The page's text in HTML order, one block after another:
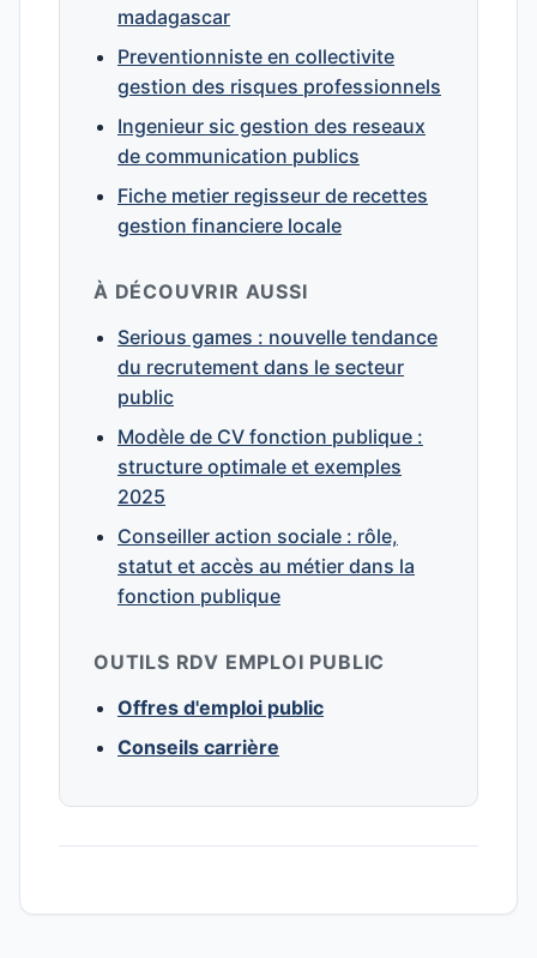
madagascar
Preventionniste en collectivite
gestion des risques professionnels
Ingenieur sic gestion des reseaux
de communication publics
Fiche metier regisseur de recettes
gestion financiere locale
À DÉCOUVRIR AUSSI
Serious games : nouvelle tendance
du recrutement dans le secteur
public
Modèle de CV fonction publique :
structure optimale et exemples
2025
Conseiller action sociale : rôle,
statut et accès au métier dans la
fonction publique
OUTILS RDV EMPLOI PUBLIC
Offres d'emploi public
Conseils carrière